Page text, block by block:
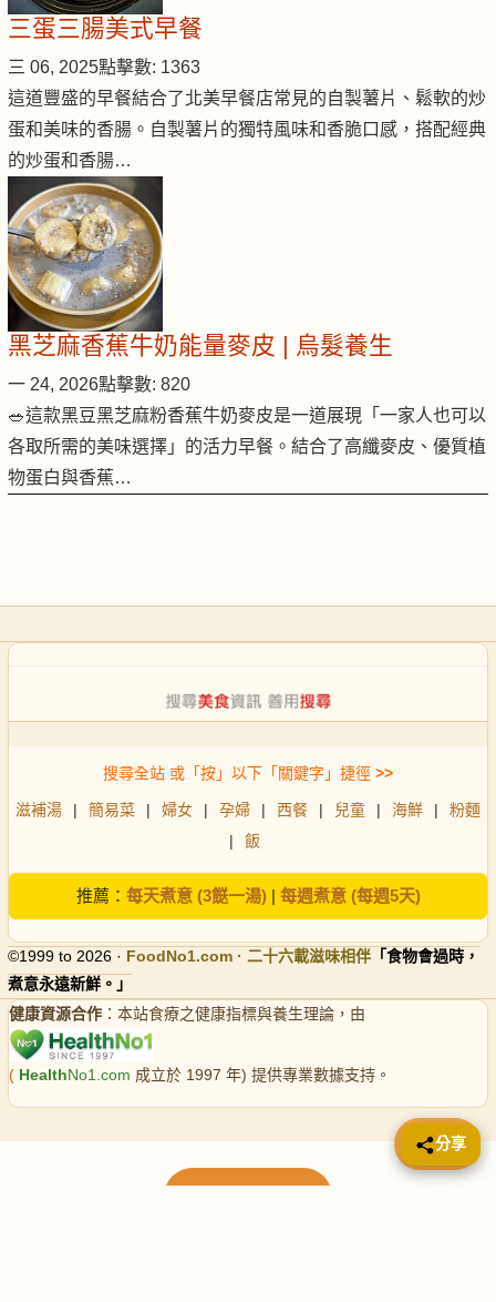
三蛋三腸美式早餐
三 06, 2025點擊數: 1363
這道豐盛的早餐結合了北美早餐店常見的自製薯片、鬆軟的炒
蛋和美味的香腸。自製薯片的獨特風味和香脆口感，搭配經典
的炒蛋和香腸…
黑芝麻香蕉牛奶能量麥皮 | 烏髮養生
一 24, 2026點擊數: 820
🥗這款黑豆黑芝麻粉香蕉牛奶麥皮是一道展現「一家人也可以
各取所需的美味選擇」的活力早餐。結合了高纖麥皮、優質植
物蛋白與香蕉…
搜尋全站 或「按」以下「關鍵字」捷徑 >>
滋補湯 | 簡易菜 | 婦女 | 孕婦 | 西餐 | 兒童 | 海鮮 |
粉麵
|
飯
推薦： 每天煮意 (3餸一湯)| 每週煮意 (每週5天)
©1999 to 2026 · FoodNo1.com · 二十六載滋味相伴 「食物會過時，
煮意永遠新鮮。」
健康資源合作 ：本站食療之健康指標與養生理論，由
( HealthNo1.com 成立於 1997 年) 提供專業數據支持。
📤 分享
分享